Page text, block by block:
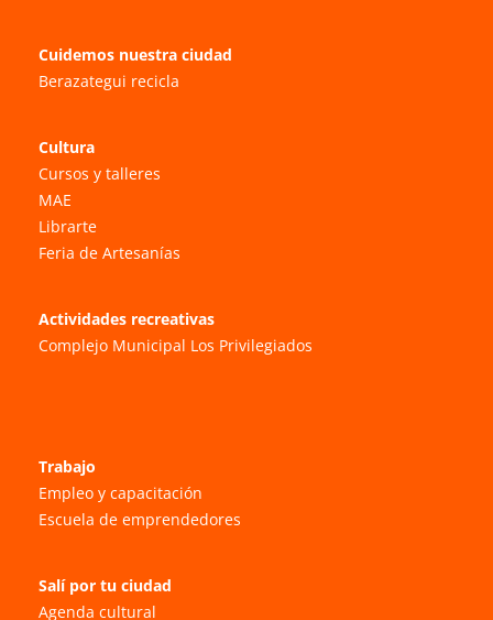
Cuidemos nuestra ciudad
Berazategui recicla
Cultura
Cursos y talleres
MAE
Librarte
Feria de Artesanías
Actividades recreativas
Complejo Municipal Los Privilegiados
Trabajo
Empleo y capacitación
Escuela de emprendedores
Salí por tu ciudad
Agenda cultural